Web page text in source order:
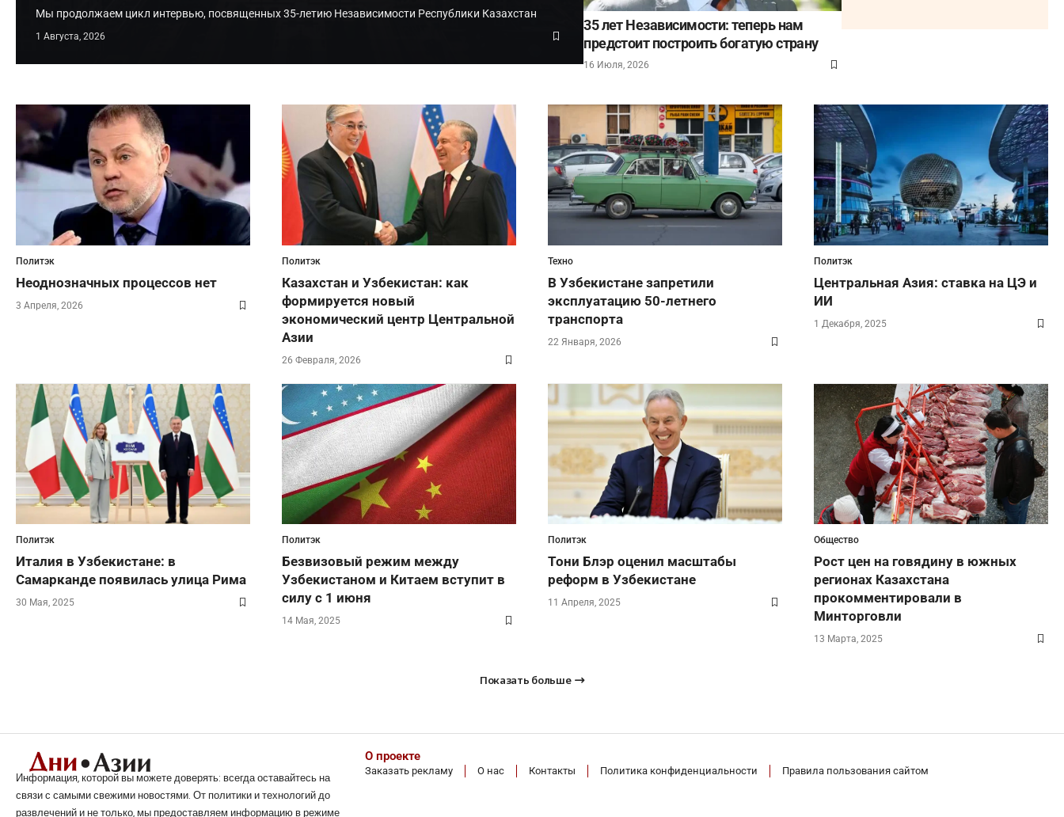
Мы продолжаем цикл интервью, посвященных 35-летию Независимости Республики Казахстан
1 Августа, 2026
35 лет Независимости: теперь нам
предстоит построить богатую страну
16 Июля, 2026
Политэк
Неоднозначных процессов нет
3 Апреля, 2026
Политэк
Казахстан и Узбекистан: как
формируется новый
экономический центр Центральной
Азии
26 Февраля, 2026
Техно
В Узбекистане запретили
эксплуатацию 50-летнего
транспорта
22 Января, 2026
Политэк
Центральная Азия: ставка на ЦЭ и
ИИ
1 Декабря, 2025
Политэк
Италия в Узбекистане: в
Самарканде появилась улица Рима
30 Мая, 2025
Политэк
Безвизовый режим между
Узбекистаном и Китаем вступит в
силу с 1 июня
14 Мая, 2025
Политэк
Тони Блэр оценил масштабы
реформ в Узбекистане
11 Апреля, 2025
Общество
Рост цен на говядину в южных
регионах Казахстана
прокомментировали в
Минторговли
13 Марта, 2025
Показать больше
Информация, которой вы можете доверять: всегда оставайтесь на
связи с самыми свежими новостями. От политики и технологий до
развлечений и не только, мы предоставляем информацию в режиме
О проекте
Заказать рекламу О нас Контакты Политика конфиденциальности Правила пользования сайтом